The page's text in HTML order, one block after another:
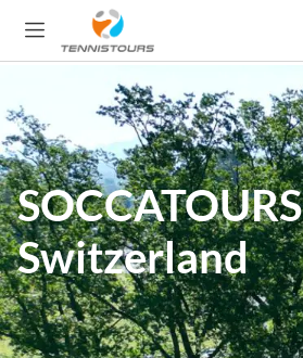
SOCCATOURS
Switzerland